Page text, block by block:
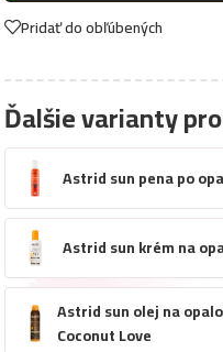
Pridať do obľúbených
Ďalšie varianty
Astrid sun pena po
Astrid sun krém na
Astrid sun olej na
Coconut Love